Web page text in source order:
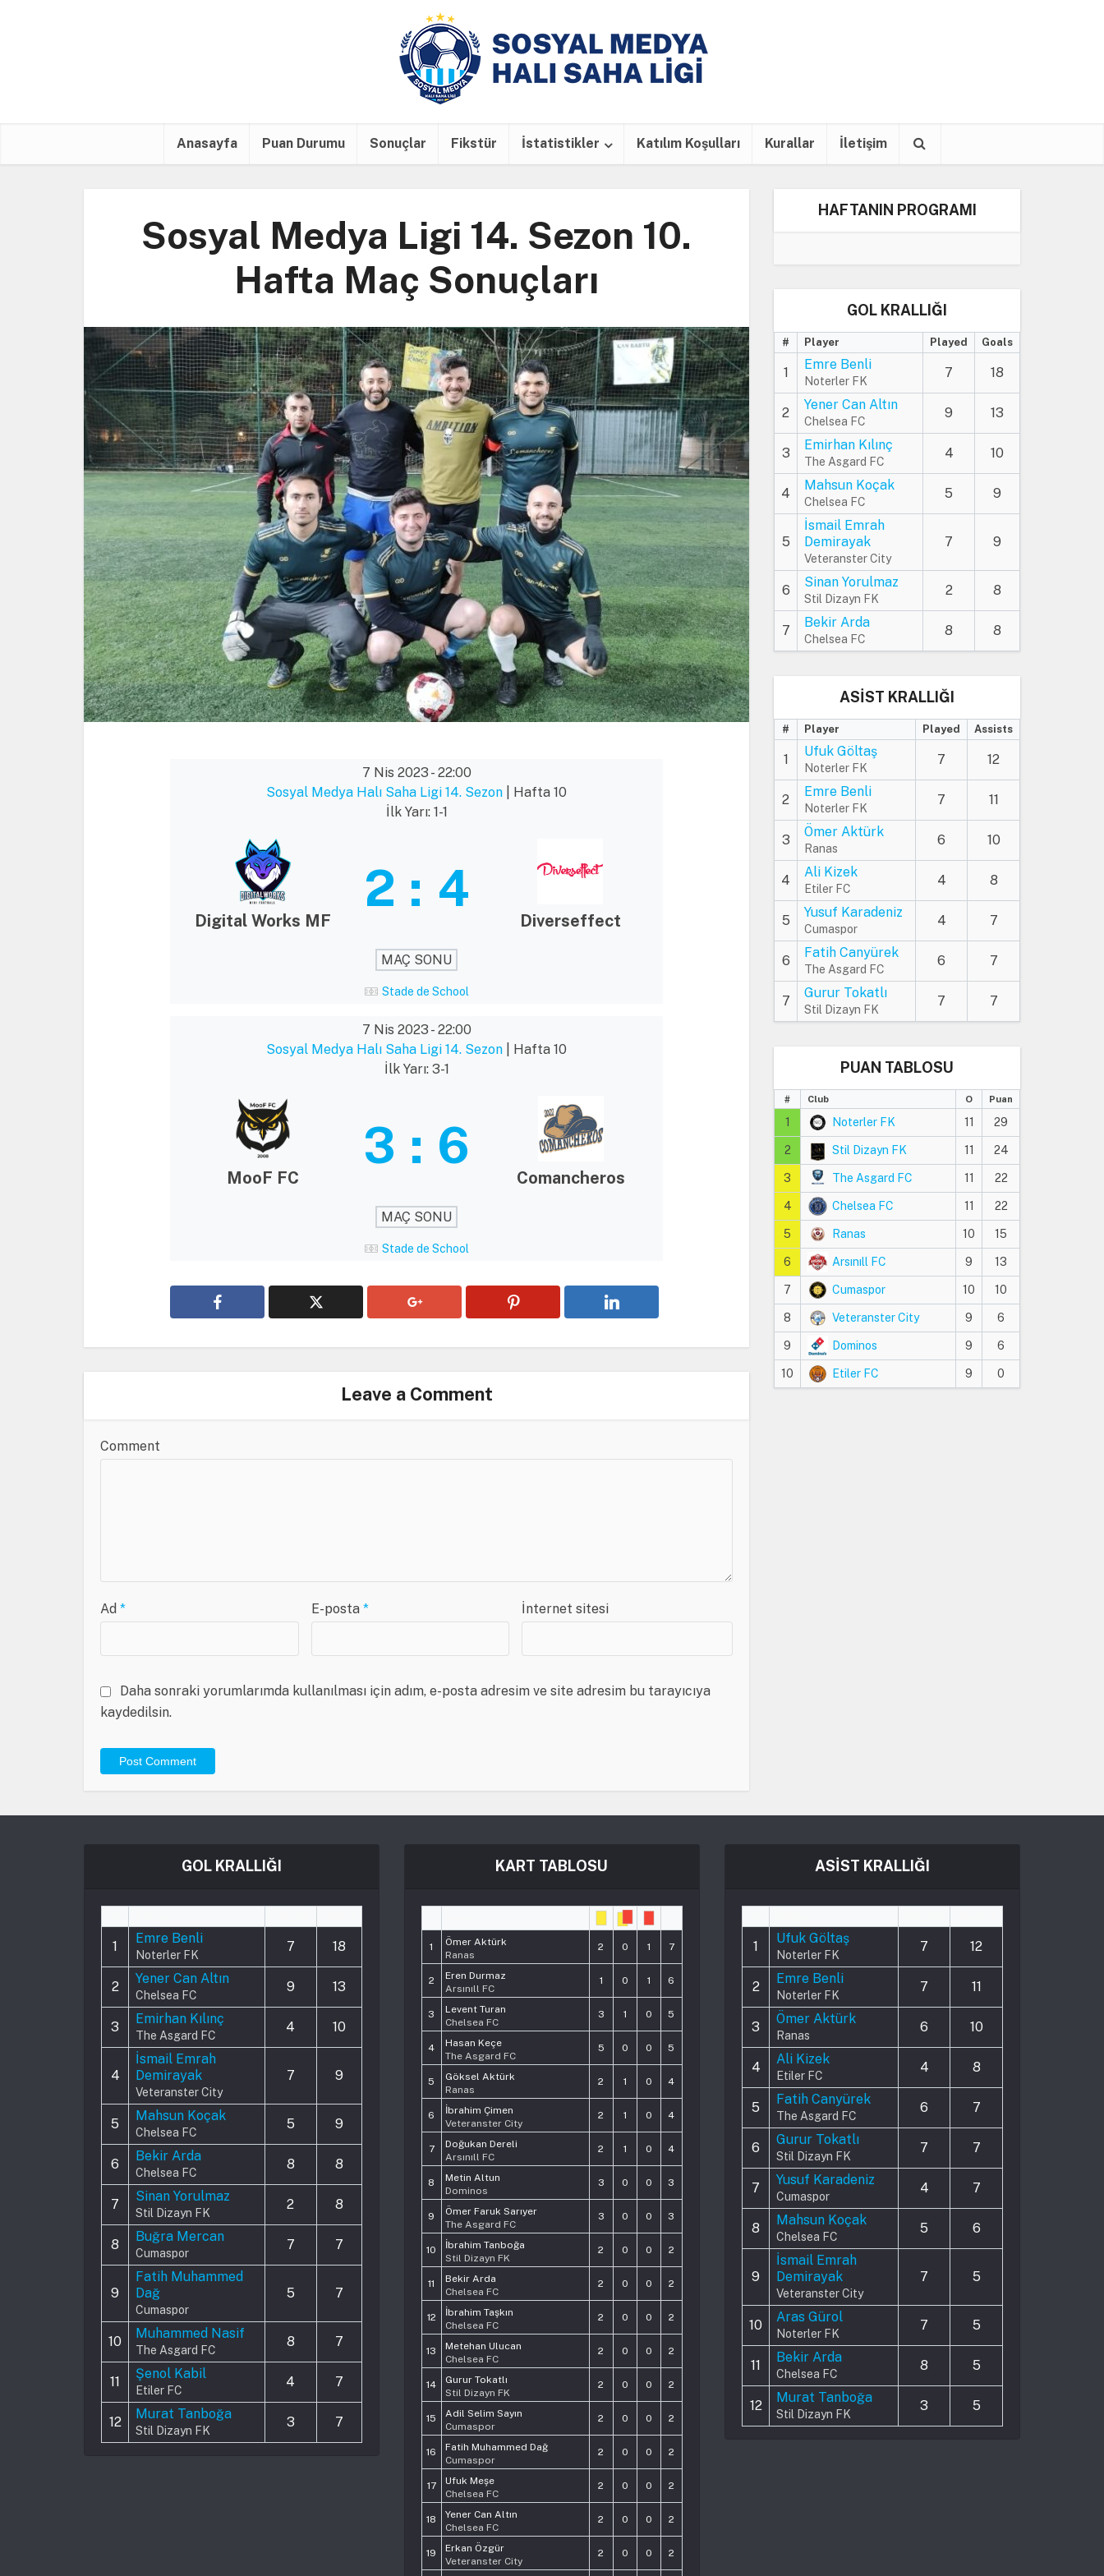
Anasayfa Puan Durumu Sonuçlar Fikstür İstatistikler Katılım Koşulları Kurallar İletişim
Sosyal Medya Ligi 14. Sezon 10.
Hafta Maç Sonuçları
7 Nis 2023 - 22:00
Sosyal Medya Halı Saha Ligi 14. Sezon
| Hafta 10
İlk Yarı: 1-1
Digital Works MF
2 : 4
Diverseffect
MAÇ SONU
Stade de School
7 Nis 2023 - 22:00
Sosyal Medya Halı Saha Ligi 14. Sezon
| Hafta 10
İlk Yarı: 3-1
MooF FC
3 : 6
Comancheros
MAÇ SONU
Stade de School
Leave a Comment
Comment
Ad * E-posta * İnternet sitesi
Daha sonraki yorumlarımda kullanılması için adım, e-posta adresim ve site adresim bu tarayıcıya
kaydedilsin.
HAFTANIN PROGRAMI
GOL KRALLIĞI
# Player Played Goals
1
Emre Benli
Noterler FK
7 18
2
Yener Can Altın
Chelsea FC
9 13
3
Emirhan Kılınç
The Asgard FC
4 10
4
Mahsun Koçak
Chelsea FC
5 9
5
İsmail Emrah
Demirayak
Veteranster City
7 9
6
Sinan Yorulmaz
Stil Dizayn FK
2 8
7
Bekir Arda
Chelsea FC
8 8
ASİST KRALLIĞI
# Player Played Assists
1
Ufuk Göltaş
Noterler FK
7 12
2
Emre Benli
Noterler FK
7 11
3
Ömer Aktürk
Ranas
6 10
4
Ali Kizek
Etiler FC
4 8
5
Yusuf Karadeniz
Cumaspor
4 7
6
Fatih Canyürek
The Asgard FC
6 7
7
Gurur Tokatlı
Stil Dizayn FK
7 7
PUAN TABLOSU
# Club O Puan
1 Noterler FK 11 29
2 Stil Dizayn FK 11 24
3 The Asgard FC 11 22
4 Chelsea FC 11 22
5 Ranas 10 15
6 Arsınıll FC 9 13
7 Cumaspor 10 10
8 Veteranster City 9 6
9 Dominos 9 6
10 Etiler FC 9 0
GOL KRALLIĞI
1
Emre Benli
Noterler FK
7 18
2
Yener Can Altın
Chelsea FC
9 13
3
Emirhan Kılınç
The Asgard FC
4 10
4
İsmail Emrah
Demirayak
Veteranster City
7 9
5
Mahsun Koçak
Chelsea FC
5 9
6
Bekir Arda
Chelsea FC
8 8
7
Sinan Yorulmaz
Stil Dizayn FK
2 8
8
Buğra Mercan
Cumaspor
7 7
9
Fatih Muhammed
Dağ
Cumaspor
5 7
10
Muhammed Nasif
The Asgard FC
8 7
11
Şenol Kabil
Etiler FC
4 7
12
Murat Tanboğa
Stil Dizayn FK
3 7
KART TABLOSU
1
Ömer Aktürk
Ranas
2 0 1 7
2
Eren Durmaz
Arsınıll FC
1 0 1 6
3
Levent Turan
Chelsea FC
3 1 0 5
4
Hasan Keçe
The Asgard FC
5 0 0 5
5
Göksel Aktürk
Ranas
2 1 0 4
6
İbrahim Çimen
Veteranster City
2 1 0 4
7
Doğukan Dereli
Arsınıll FC
2 1 0 4
8
Metin Altun
Dominos
3 0 0 3
9
Ömer Faruk Sarıyer
The Asgard FC
3 0 0 3
10
İbrahim Tanboğa
Stil Dizayn FK
2 0 0 2
11
Bekir Arda
Chelsea FC
2 0 0 2
12
İbrahim Taşkın
Chelsea FC
2 0 0 2
13
Metehan Ulucan
Chelsea FC
2 0 0 2
14
Gurur Tokatlı
Stil Dizayn FK
2 0 0 2
15
Adil Selim Sayın
Cumaspor
2 0 0 2
16
Fatih Muhammed Dağ
Cumaspor
2 0 0 2
17
Ufuk Meşe
Chelsea FC
2 0 0 2
18
Yener Can Altın
Chelsea FC
2 0 0 2
19
Erkan Özgür
Veteranster City
2 0 0 2
ASİST KRALLIĞI
1
Ufuk Göltaş
Noterler FK
7 12
2
Emre Benli
Noterler FK
7 11
3
Ömer Aktürk
Ranas
6 10
4
Ali Kizek
Etiler FC
4 8
5
Fatih Canyürek
The Asgard FC
6 7
6
Gurur Tokatlı
Stil Dizayn FK
7 7
7
Yusuf Karadeniz
Cumaspor
4 7
8
Mahsun Koçak
Chelsea FC
5 6
9
İsmail Emrah
Demirayak
Veteranster City
7 5
10
Aras Gürol
Noterler FK
7 5
11
Bekir Arda
Chelsea FC
8 5
12
Murat Tanboğa
Stil Dizayn FK
3 5